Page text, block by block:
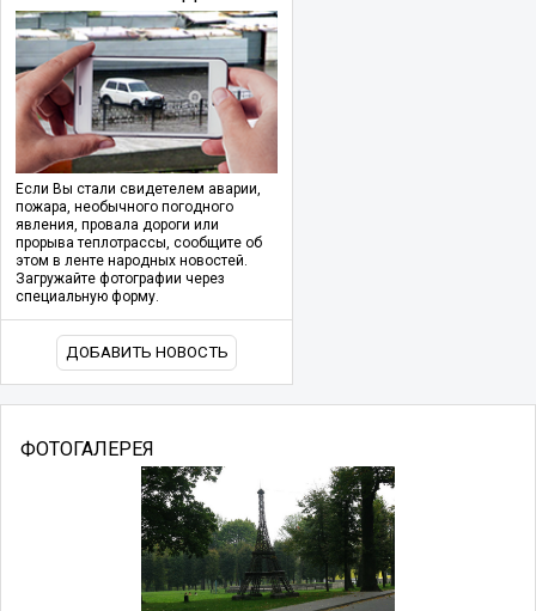
Если Вы стали свидетелем аварии,
пожара, необычного погодного
явления, провала дороги или
прорыва теплотрассы, сообщите об
этом в ленте народных новостей.
Загружайте фотографии через
специальную форму.
ДОБАВИТЬ НОВОСТЬ
ФОТОГАЛЕРЕЯ